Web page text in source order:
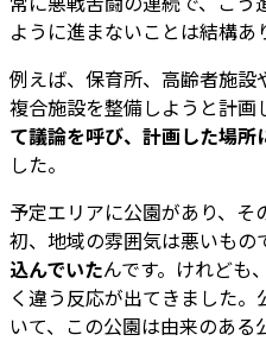
ように進まないことは結構あ
例えば、保育所、高齢者施
複合施設を整備しようと計画
て議論を呼び、計画した場所
した。
予定エリアに公園があり、
初、地域の雰囲気は悪いもの
込んでいたんです。けれども
く違う反応が出てきました
いて、この公園は由来のあ